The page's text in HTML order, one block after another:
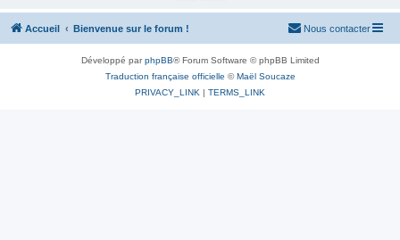
h
Accueil Bienvenue sur le forum ! Nous contacter
Développé parphpBB® Forum Software © phpBB Limited
Traduction française officielle ©Maël Soucaze
PRIVACY_LINK | TERMS_LINK